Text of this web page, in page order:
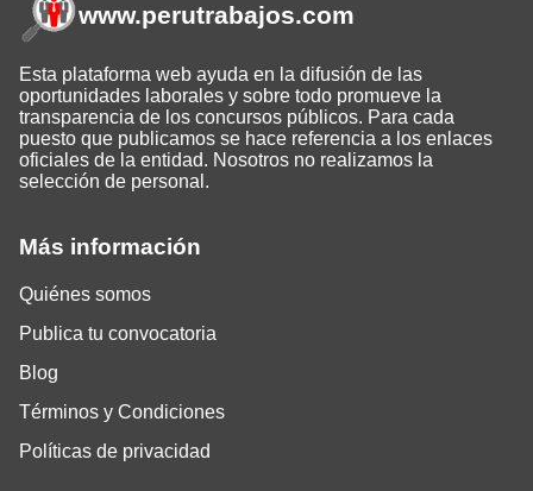
Más información
Quiénes somos
Publica tu convocatoria
Blog
Términos y Condiciones
Políticas de privacidad
www.perutrabajos.com
Esta plataforma web ayuda en la difusión de las
oportunidades laborales y sobre todo promueve la
transparencia de los concursos públicos. Para cada
puesto que publicamos se hace referencia a los enlaces
oficiales de la entidad. Nosotros no realizamos la
selección de personal.